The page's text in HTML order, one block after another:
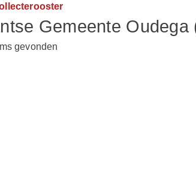
Gemeente Oudega
gevonden